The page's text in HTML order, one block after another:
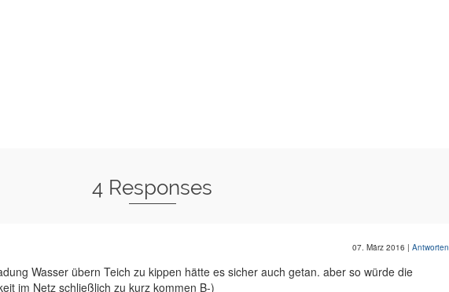
4 Responses
07. März 2016 | Antworten
Wasser übern Teich zu kippen hätte es sicher auch getan. aber so würde die
im Netz schließlich zu kurz kommen B-)